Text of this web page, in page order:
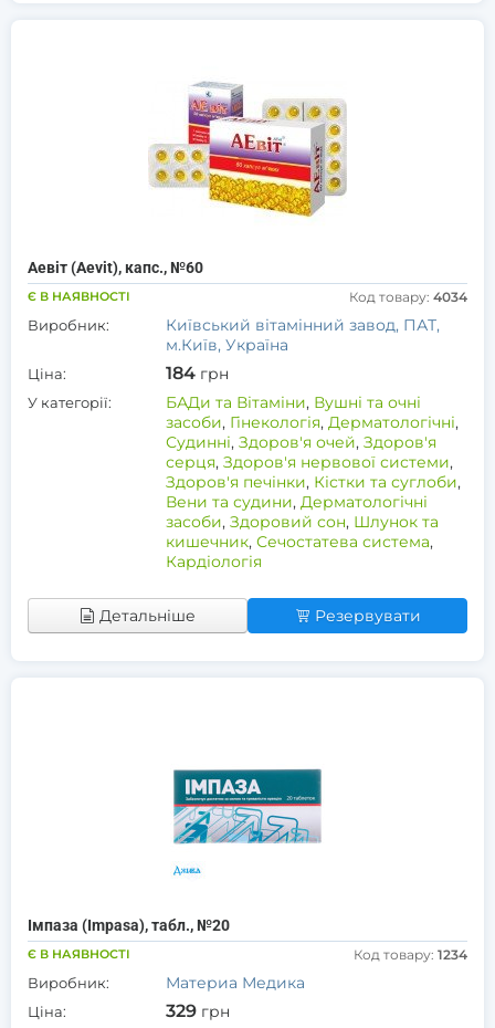
Аевіт (Aevit), капс., №60
Є В НАЯВНОСТІ Код товару: 4034
Виробник:
Київський вітамінний завод, ПАТ,
м.Київ, Україна
Ціна: 184 грн
У категорії: БАДи та Вітаміни, Вушні та очні
засоби, Гінекологія, Дерматологічні,
Судинні, Здоров'я очей, Здоров'я
серця, Здоров'я нервової системи,
Здоров'я печінки, Кістки та суглоби,
Вени та судини, Дерматологічні
засоби, Здоровий сон, Шлунок та
кишечник, Сечостатева система,
Кардіологія
Детальніше Резервувати
Імпаза (Impasa), табл., №20
Є В НАЯВНОСТІ Код товару: 1234
Виробник: Материа Медика
Ціна: 329 грн